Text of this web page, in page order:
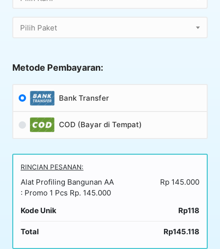
Pilih Paket
Metode Pembayaran:
Bank Transfer
COD (Bayar di Tempat)
RINCIAN PESANAN:
Alat Profiling Bangunan AA
: Promo 1 Pcs Rp. 145.000
Rp 145.000
Kode Unik Rp118
Total Rp145.118